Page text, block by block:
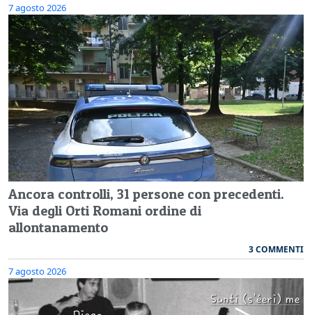
7 agosto 2026
Ancora controlli, 31 persone con precedenti.
Via degli Orti Romani ordine di
allontanamento
3 COMMENTI
7 agosto 2026